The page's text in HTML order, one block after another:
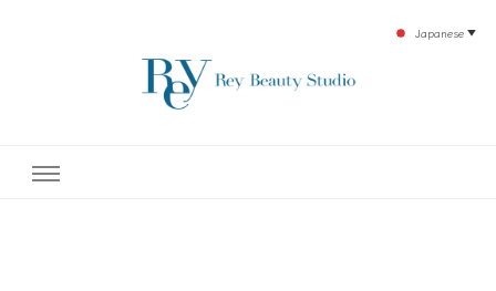
テ開設45年の実績を誇る本格エステだからこそ、お客様が必ず満足してもらえるこ
Japanese ▼